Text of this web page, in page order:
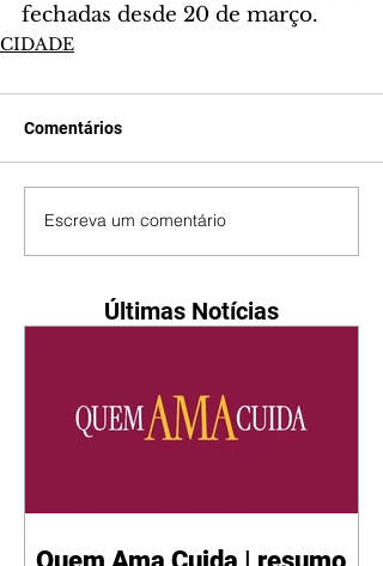
fechadas desde 20 de março.
CIDADE
Comentários
Escreva um comentário
Últimas Notícias